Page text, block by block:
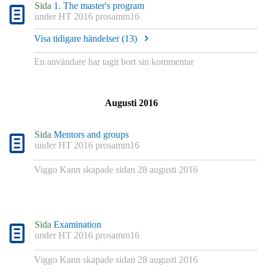
Sida 1. The master's program
under HT 2016 prosamm16
Visa tidigare händelser (13)
En användare har tagit bort sin kommentar
Augusti 2016
Sida Mentors and groups
under HT 2016 prosamm16
Viggo Kann skapade sidan 28 augusti 2016
Sida Examination
under HT 2016 prosamm16
Viggo Kann skapade sidan 28 augusti 2016